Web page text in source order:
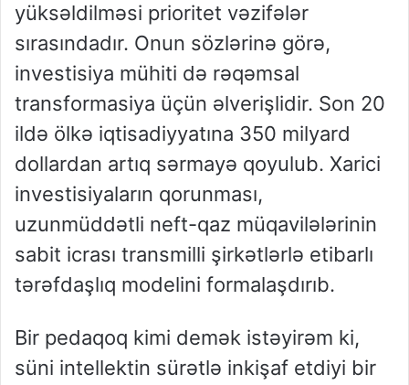
yüksəldilməsi prioritet vəzifələr
sırasındadır. Onun sözlərinə görə,
investisiya mühiti də rəqəmsal
transformasiya üçün əlverişlidir. Son 20
ildə ölkə iqtisadiyyatına 350 milyard
dollardan artıq sərmayə qoyulub. Xarici
investisiyaların qorunması,
uzunmüddətli neft-qaz müqavilələrinin
sabit icrası transmilli şirkətlərlə etibarlı
tərəfdaşlıq modelini formalaşdırıb.
Bir pedaqoq kimi demək istəyirəm ki,
süni intellektin sürətlə inkişaf etdiyi bir